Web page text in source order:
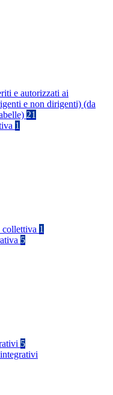
e autorizzati ai
e non dirigenti) (da
21
1
collettiva 1
5
5